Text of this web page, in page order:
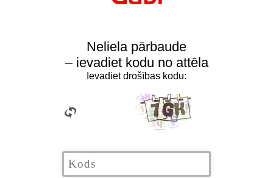
Neliela pārbaude
– ievadiet kodu no attēla
Ievadiet drošības kodu: